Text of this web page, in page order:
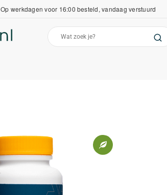
Op werkdagen voor 16:00 besteld, vandaag verstuurd